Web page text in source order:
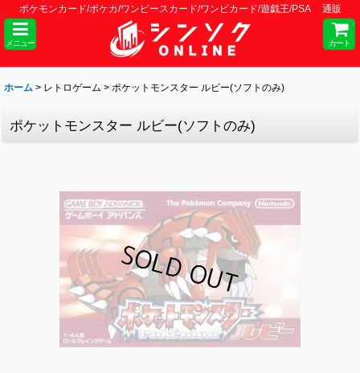
ポケモンカード/ポケカ/ワンピースカード/ワンピカード/遊戯王/PSA 通販
メニュー カート
ホーム > レトロゲーム > ポケットモンスター ルビー(ソフトのみ)
ポケットモンスター ルビー(ソフトのみ)